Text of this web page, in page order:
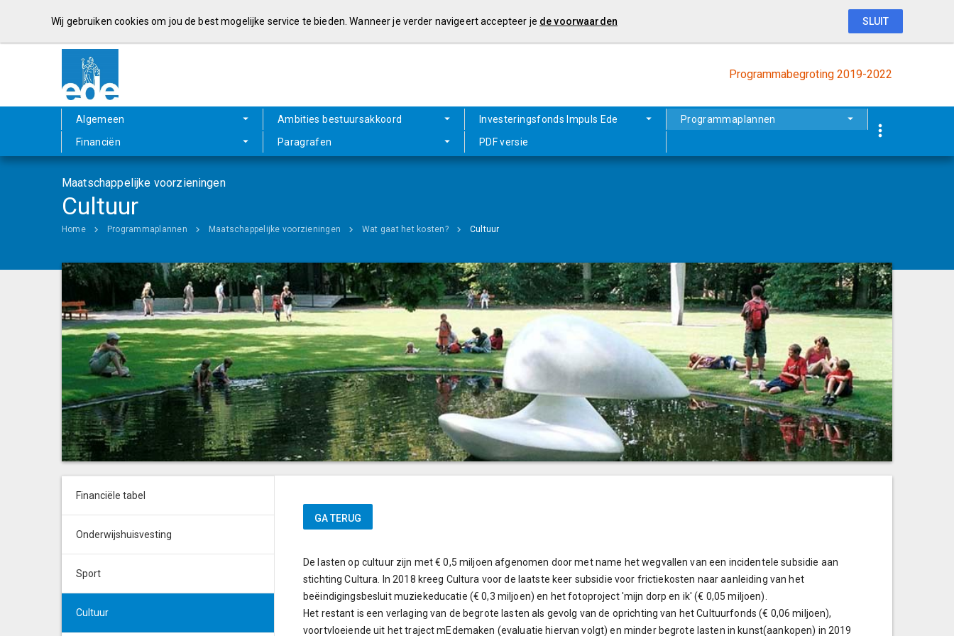
Programmabegroting 2019-2022
Algemeen Ambities bestuursakkoord Investeringsfonds Impuls Ede
Programmaplannen
Financiën
Paragrafen PDF versie
Maatschappelijke voorzieningen
Cultuur
Home Programmaplannen Maatschappelijke voorzieningen Wat gaat het kosten? Cultuur
De lasten op cultuur zijn met € 0,5 miljoen afgenomen door met name het wegvallen van een incidentele subsidie aan
stichting Cultura. In 2018 kreeg Cultura voor de laatste keer subsidie voor frictiekosten naar aanleiding van het
beëindigingsbesluit muziekeducatie (€ 0,3 miljoen) en het fotoproject 'mijn dorp en ik' (€ 0,05 miljoen).
Het restant is een verlaging van de begrote lasten als gevolg van de oprichting van het Cultuurfonds (€ 0,06 miljoen),
voortvloeiende uit het traject mEdemaken (evaluatie hiervan volgt) en minder begrote lasten in kunst(aankopen) in 2019
Financiële tabel
Onderwijshuisvesting
Sport
Cultuur
Wij gebruiken cookies om jou de best mogelijke service te bieden. Wanneer je verder navigeert accepteer je de voorwaarden SLUIT